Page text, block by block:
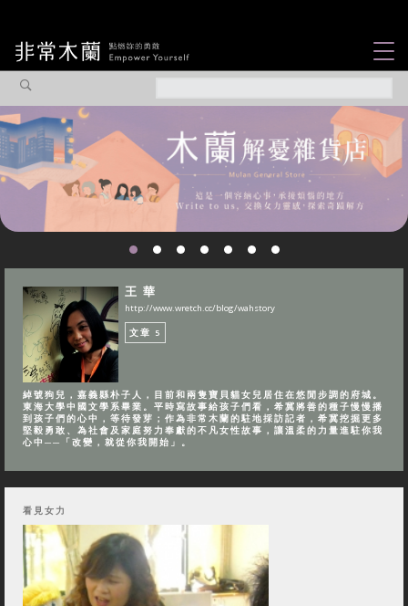
焦點企劃
社會企業
王 華
http://www.wretch.cc/blog/wahstory
文章 5
綽號狗兒，嘉義縣朴子人，目前和兩隻寶貝貓女兒居住在悠閒步調的府城。
東海大學中國文學系畢業。平時寫故事給孩子們看，希冀將善的種子慢慢播
到孩子們的心中，等待發芽；作為非常木蘭的駐地採訪記者，希冀挖掘更多
堅毅勇敢、為社會及家庭努力奉獻的不凡女性故事，讓溫柔的力量進駐你我
心中──「改變，就從你我開始」。
看見女力